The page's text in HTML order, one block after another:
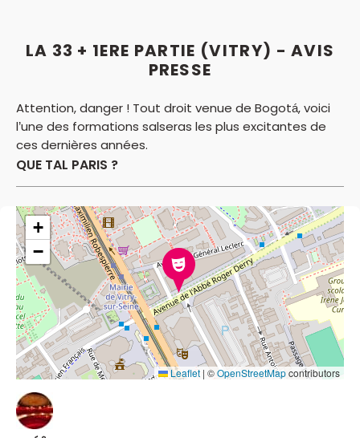
LA 33 + 1ERE PARTIE (VITRY) - AVIS
PRESSE
Attention, danger ! Tout droit venue de Bogotá, voici
l’une des formations salseras les plus excitantes de
ces dernières années.
QUE TAL PARIS ?
+
−
Leaflet | ©OpenStreetMapcontributors